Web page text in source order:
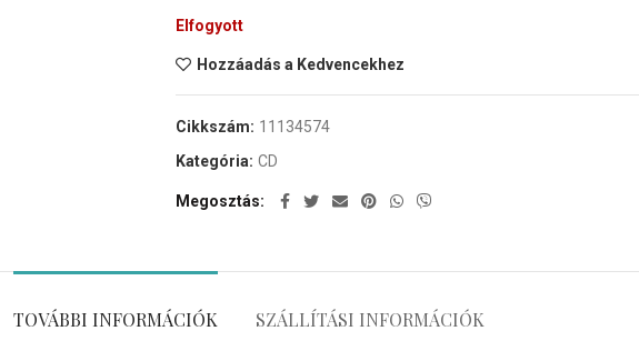
Elfogyott
Hozzáadás a Kedvencekhez
Cikkszám: 11134574
Kategória: CD
Megosztás
TOVÁBBI INFORMÁCIÓK SZÁLLÍTÁSI INFORMÁCIÓK